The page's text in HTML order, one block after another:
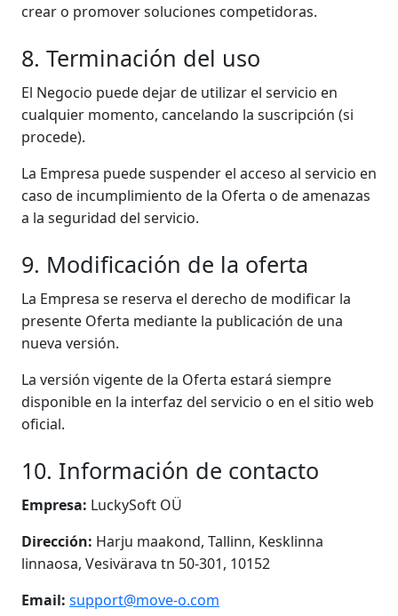
crear o promover soluciones competidoras.
8. Terminación del uso
El Negocio puede dejar de utilizar el servicio en
cualquier momento, cancelando la suscripción (si
procede).
La Empresa puede suspender el acceso al servicio en
caso de incumplimiento de la Oferta o de amenazas
a la seguridad del servicio.
9. Modificación de la oferta
La Empresa se reserva el derecho de modificar la
presente Oferta mediante la publicación de una
nueva versión.
La versión vigente de la Oferta estará siempre
disponible en la interfaz del servicio o en el sitio web
oficial.
10. Información de contacto
Empresa: LuckySoft OÜ
Dirección: Harju maakond, Tallinn, Kesklinna
linnaosa, Vesivärava tn 50-301, 10152
Email: support@move-o.com